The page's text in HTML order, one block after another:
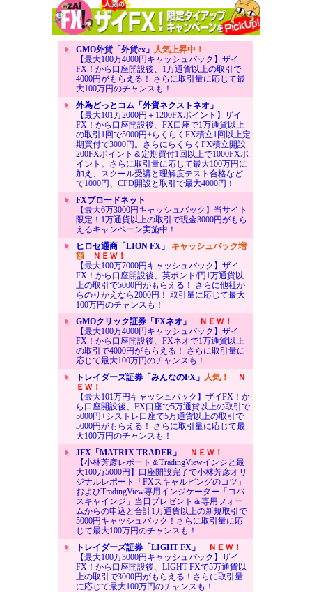
GMO外貨「外貨ex」 人気上昇中！
【最大100万4000円キャッシュバック】ザイ
FX！から口座開設後、1万通貨以上の取引で
4000円がもらえる！ さらに取引量に応じて最
大100万円のチャンスも！
外為どっとコム「外貨ネクストネオ」
【最大101万2000円＋1200FXポイント】ザイ
FX！から口座開設後、FX口座で1万通貨以上
の取引1回で5000円+らくらくFX積立1回以上定
期買付で3000円。さらにらくらくFX積立開設
200FXポイント＆定期買付1回以上で1000FXポ
イント。さらに取引量に応じて最大100万円に
加え、スクール受講と理解度テスト合格など
で1000円、CFD開設と取引で最大4000円！
FXブロードネット
【最大6万3000円キャッシュバック】当サイト
限定！1万通貨以上の取引で現金3000円がもら
えるキャンペーン実施中！
ヒロセ通商「LION FX」 キャッシュバック増
額ＮＥＷ！
【最大100万7000円キャッシュバック】ザイ
FX！から口座開設後、英ポンド/円1万通貨以
上の取引で5000円がもらえる！ さらに他社か
らのりかえなら2000円！ 取引量に応じて最大
100万円のチャンスも！
GMOクリック証券「FXネオ」
ＮＥＷ！
【最大100万4000円キャッシュバック】ザイ
FX！から口座開設後、FXネオで1万通貨以上
の取引で4000円がもらえる！ さらに取引量に
応じて最大100万円のチャンスも！
トレイダーズ証券「みんなのFX」 人気！
Ｎ
ＥＷ！
【最大101万円キャッシュバック】ザイFX！か
ら口座開設後、FX口座で5万通貨以上の取引で
5000円+シストレ口座で5万通貨以上の取引で
5000円がもらえる！ さらに取引量に応じて最
大100万円のチャンスも！
JFX「MATRIX TRADER」
ＮＥＷ！
【小林芳彦レポート＆TradingViewインジと最
大100万5000円】口座開設完了で小林芳彦オリ
ジナルレポート「FXスキャルピングのコツ」
およびTradingView専用インジケーター「コバ
スキャインジ」当日プレゼント＆専用フォー
ムからの申込と合計1万通貨以上の新規取引で
5000円キャッシュバック！さらに取引量に応
じて最大100万円のチャンスも！
トレイダーズ証券「LIGHT FX」
ＮＥＷ！
【最大100万3000円キャッシュバック】ザイ
FX！から口座開設後、LIGHT FXで5万通貨以
上の取引で3000円がもらえる！さらに取引量
に応じて最大100万円のチャンスも！